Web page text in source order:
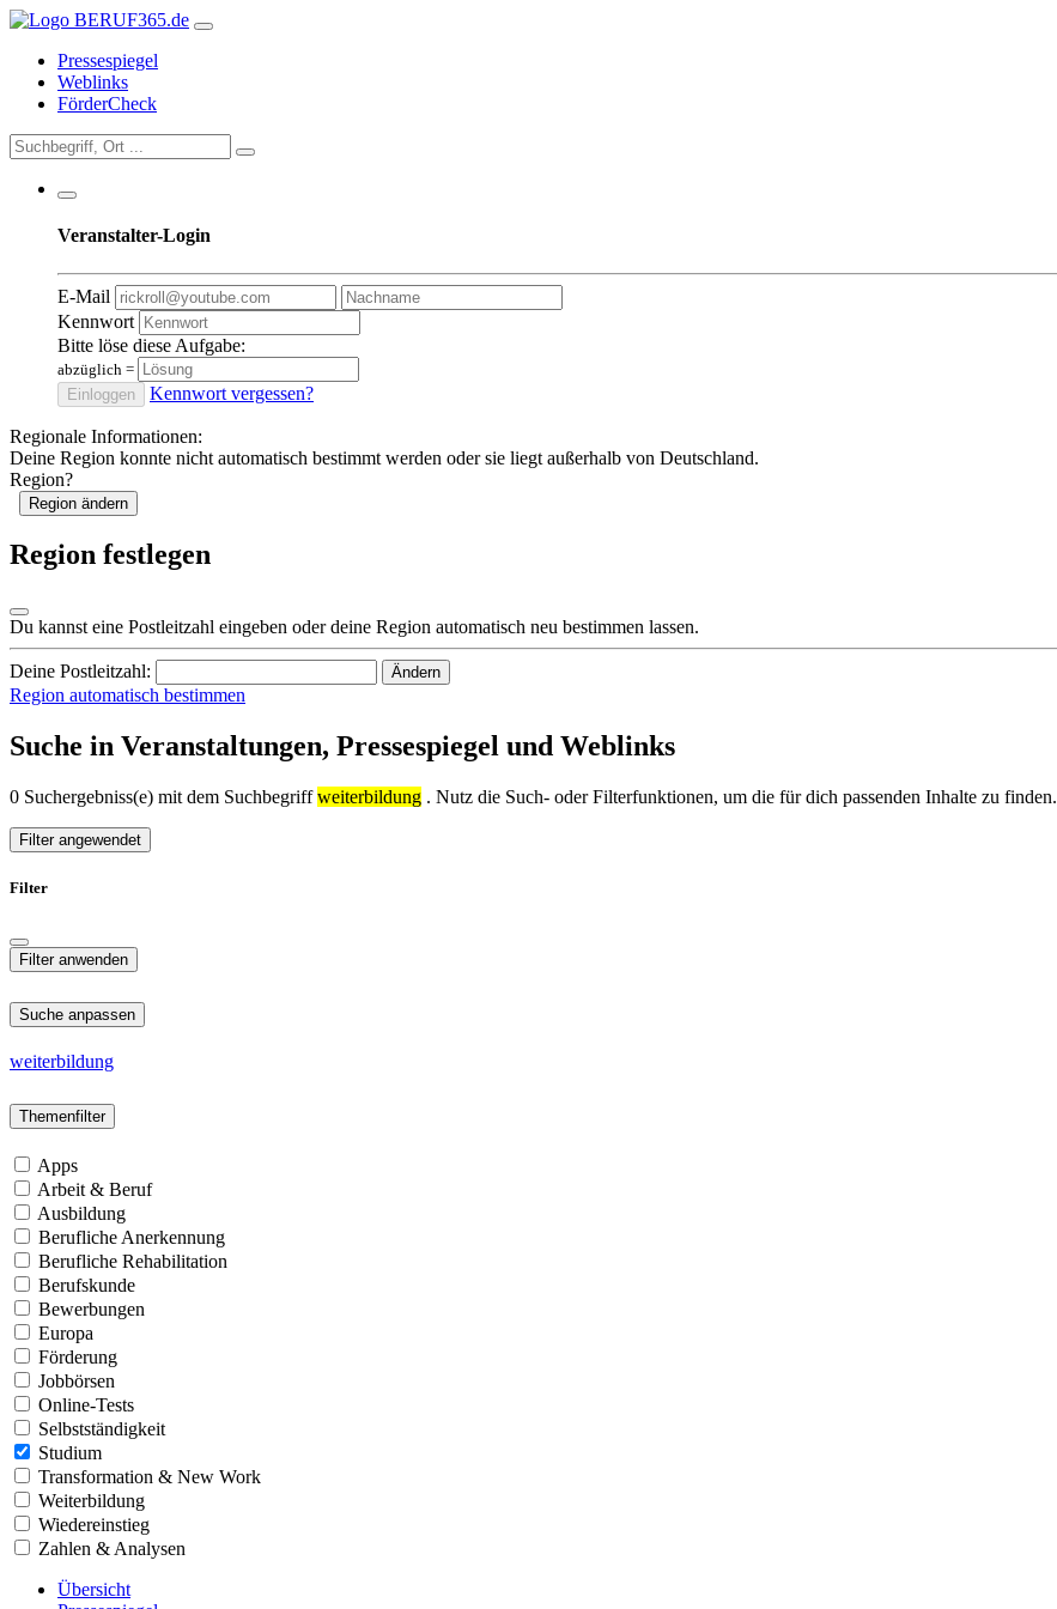
Pressespiegel
Weblinks
FörderCheck
Veranstalter-Login
E-Mail
Kennwort
Bitte löse diese Aufgabe:
abzüglich =
Einloggen
Kennwort vergessen?
Regionale Informationen:
Deine Region konnte nicht automatisch bestimmt werden oder sie liegt außerhalb von Deutschland.
Region?
Region ändern
Region festlegen
Du kannst eine Postleitzahl eingeben oder deine Region automatisch neu bestimmen lassen.
Deine Postleitzahl: Ändern
Region automatisch bestimmen
Suche in Veranstaltungen, Pressespiegel und Weblinks
0 Suchergebniss(e) mit dem Suchbegriffweiterbildung . Nutz die Such- oder Filterfunktionen, um die für dich passenden Inhalte zu finden.
Filter angewendet
Filter
Suche anpassen
weiterbildung
Themenfilter
Apps
Arbeit & Beruf
Ausbildung
Berufliche Anerkennung
Berufliche Rehabilitation
Berufskunde
Bewerbungen
Europa
Förderung
Jobbörsen
Online-Tests
Selbstständigkeit
Studium
Transformation & New Work
Weiterbildung
Wiedereinstieg
Zahlen & Analysen
Übersicht